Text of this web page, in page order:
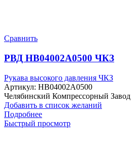
Сравнить
РВД HB04002A0500 ЧКЗ
Рукава высокого давления ЧКЗ
Артикул: HB04002A0500
Челябинский Компрессорный Завод
Добавить в список желаний
Подробнее
Быстрый просмотр